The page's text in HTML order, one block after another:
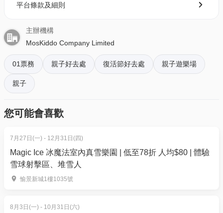
- 會員可以下載《香港01》流動應用程式(APP) ，並以
按「門票」> 點擊相關活動電子門票；
- 透過訂單電郵內按「查看電子票」連結; 部份活動設
有電子門票附件(PDF)。
4. 我預訂了活動，但還沒收到確認電郵，該怎樣辦？
01space@hk01.com 與我們聯絡。
5. 下單後，我可以修改訂單或申請退款嗎？
訂單確認後，不設修改及退款，如需更多協助，請電
郵到 01space@hk01.com。
於「01空間」購票，每消費$1即可賺取1「01積
平台條款及細則
主辦機構
MosKiddo Company Limited
01票務 親子好去處 復活節好去處 親子遊樂場
親子
您可能會喜歡
7月27日(一) - 12月31日(四)
Magic Ice 冰魔法室內真雪樂園 | 低至78折 人均$80 | 體驗
雪球射擊區、堆雪人
愉景新城1樓1035號
8月3日(一) - 10月31日(六)